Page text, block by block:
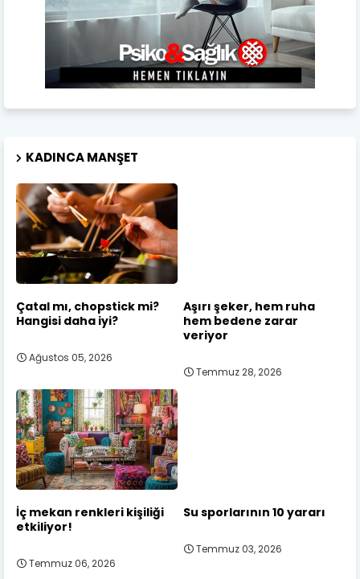
KADINCA MANŞET
Çatal mı, chopstick mi?
Hangisi daha iyi?
Ağustos 05, 2026
Aşırı şeker, hem ruha
hem bedene zarar
veriyor
Temmuz 28, 2026
İç mekan renkleri kişiliği
etkiliyor!
Temmuz 06, 2026
Su sporlarının 10 yararı
Temmuz 03, 2026